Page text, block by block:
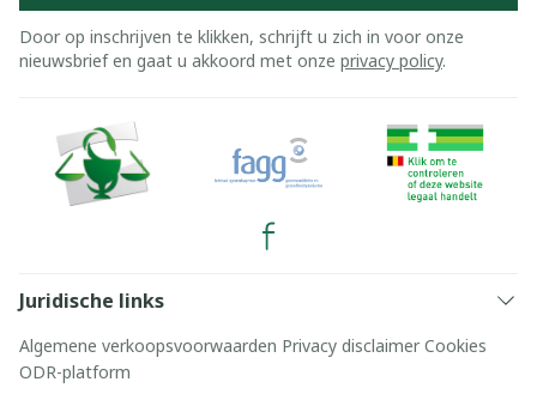
Door op inschrijven te klikken, schrijft u zich in voor onze
nieuwsbrief en gaat u akkoord met onze privacy policy.
Juridische links
Algemene verkoopsvoorwaarden Privacy disclaimer Cookies
ODR-platform